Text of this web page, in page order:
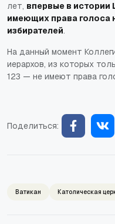
лет, впервые в истории
имеющих права голоса
избирателей.
На данный момент
иерархов, из которых
123 — не имеют права
Поделиться:
Ватикан Католическая